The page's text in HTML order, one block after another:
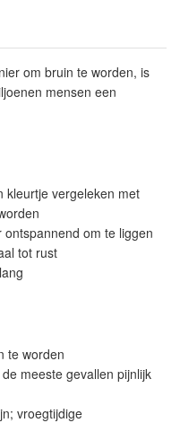
om bruin te worden, is
mensen een
kleurtje vergeleken met
om te liggen
tot rust
te worden
meeste gevallen pijnlijk
vroegtijdige